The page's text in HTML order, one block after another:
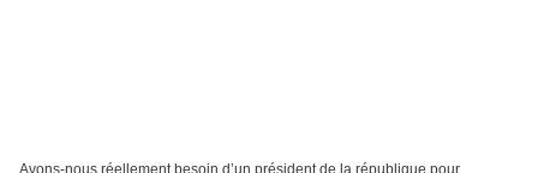
Avons-nous réellement besoin d’un président de la république pour